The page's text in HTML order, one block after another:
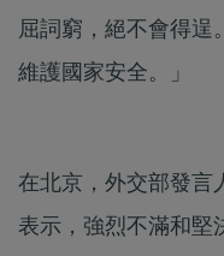
屈詞窮，絕不會得逞
維護國家安全。」
在北京，外交部發言
表示，強烈不滿和堅